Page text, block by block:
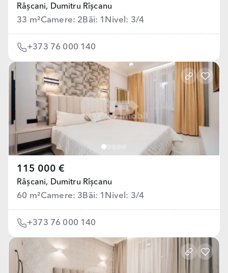
Râșcani, Dumitru Rîșcanu
33 m²Camere: 2 Băi: 1 Nivel: 3/4
+373 76 000 140
115 000 €
Râșcani, Dumitru Rîșcanu
60 m²Camere: 3 Băi: 1 Nivel: 3/4
+373 76 000 140